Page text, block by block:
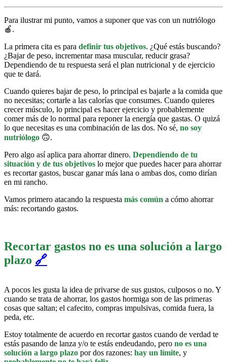
Para ilustrar mi punto, vamos a suponer que vas con un nutriólogo
🍎.
La primera cita es para definir tus objetivos. ¿Qué estás buscando?
¿Bajar de peso, incrementar masa muscular, reducir grasa?
Dependiendo de tu respuesta será el plan nutricional y de ejercicio
que te dará.
Cuando quieres bajar de peso, lo principal es bajarle a la comida que
no necesitas; cortarle a las calorías que consumes. Cuando quieres
crecer músculo, lo principal es hacer ejercicio y probablemente
comer más de lo normal para reponer la energía que gastas. O quizá
lo que necesitas es una combinación de las dos. No sé, no soy
nutriólogo 🙃.
Pero algo así aplica para ahorrar dinero. Dependiendo de tu
situación y de tus objetivos lo mejor que puedes hacer para ahorrar
es recortar gastos, buscar ganar más lana o ambas dos, como dirían
en mi rancho.
Vamos primero atacando la respuesta más común a cómo ahorrar
más: recortando gastos.
Recortar gastos no es una solución a largo
plazo 🔗
A pocos les gusta la idea de privarse de sus gustos, culposos o no. Y
cuando se trata de ahorrar, los gastos hormiga son de las primeras
cosas que saltan; el cafecito, compras impulsivas, comida fuera, la
peda, etc.
Estoy totalmente de acuerdo en recortar gastos cuando de verdad te
estás pasando de lanza y/o te estás endeudando, pero no es una
solución a largo plazo por dos razones: hay un límite, y